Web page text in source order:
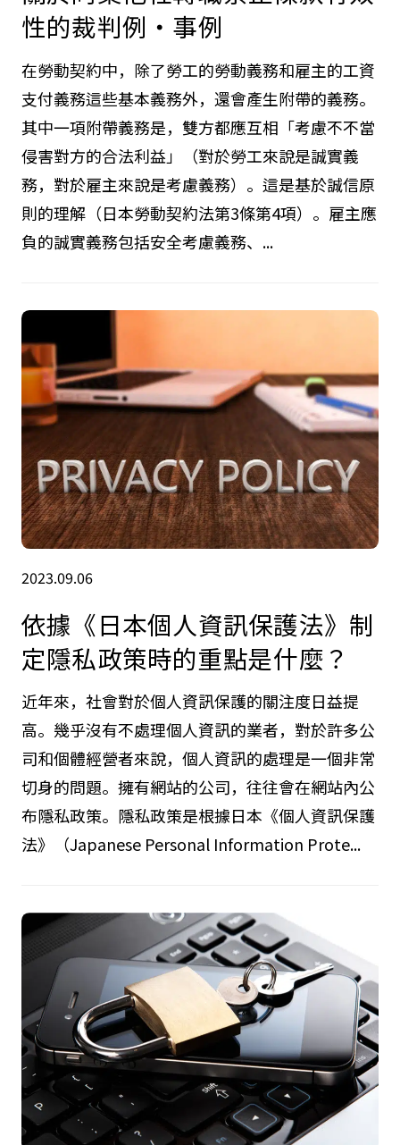
性的裁判例・事例
在勞動契約中，除了勞工的勞動義務和雇主的工資
支付義務這些基本義務外，還會產生附帶的義務。
其中一項附帶義務是，雙方都應互相「考慮不不當
侵害對方的合法利益」（對於勞工來說是誠實義
務，對於雇主來說是考慮義務）。這是基於誠信原
則的理解（日本勞動契約法第3條第4項）。雇主應
負的誠實義務包括安全考慮義務、...
2023.09.06
依據《日本個人資訊保護法》制
定隱私政策時的重點是什麼？
近年來，社會對於個人資訊保護的關注度日益提
高。幾乎沒有不處理個人資訊的業者，對於許多公
司和個體經營者來說，個人資訊的處理是一個非常
切身的問題。擁有網站的公司，往往會在網站內公
布隱私政策。隱私政策是根據日本《個人資訊保護
法》（Japanese Personal Information Prote...